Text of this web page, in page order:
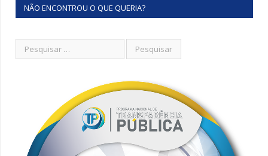
NÃO ENCONTROU O QUE QUERIA?